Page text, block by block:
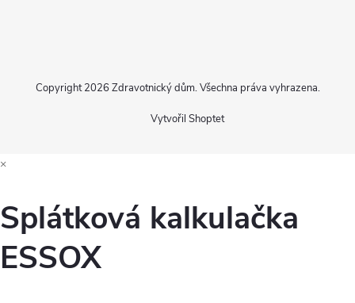
Vytvořil Shoptet
Copyright 2026 Zdravotnický dům. Všechna práva vyhrazena.
×
Splátková kalkulačka
ESSOX